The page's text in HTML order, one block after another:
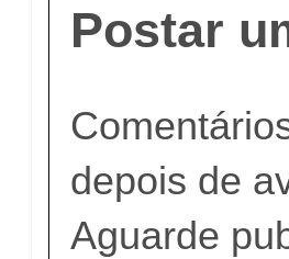
Postar
depois de
Aguarde